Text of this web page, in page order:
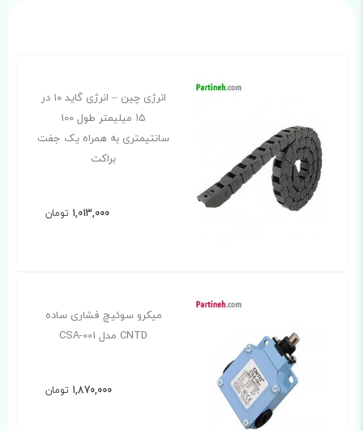
انرژی چین – انرژی گاید ۱۰ در
۱5 میلیمتر طول 100
سانتیمتری به همراه یک جفت
براکت
1,013,000 تومان
میکرو سوئیچ فشاری ساده
CNTD مدل CSA-001
1,870,000 تومان